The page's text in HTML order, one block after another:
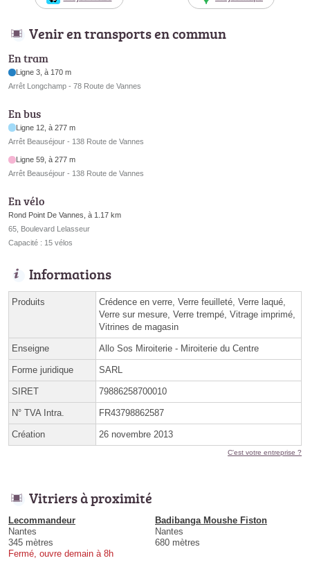
Venir en transports en commun
En tram
Ligne 3, à 170 m
Arrêt Longchamp - 78 Route de Vannes
En bus
Ligne 12, à 277 m
Arrêt Beauséjour - 138 Route de Vannes
Ligne 59, à 277 m
Arrêt Beauséjour - 138 Route de Vannes
En vélo
Rond Point De Vannes, à 1.17 km
65, Boulevard Lelasseur
Capacité : 15 vélos
Informations
Produits
Crédence en verre, Verre feuilleté, Verre laqué,
Verre sur mesure, Verre trempé, Vitrage imprimé,
Vitrines de magasin
Enseigne Allo Sos Miroiterie - Miroiterie du Centre
Forme juridique SARL
SIRET 79886258700010
N° TVA Intra. FR43798862587
Création 26 novembre 2013
C'est votre entreprise ?
Vitriers à proximité
Lecommandeur
Nantes
345 mètres
Fermé, ouvre demain à 8h
Badibanga Moushe Fiston
Nantes
680 mètres